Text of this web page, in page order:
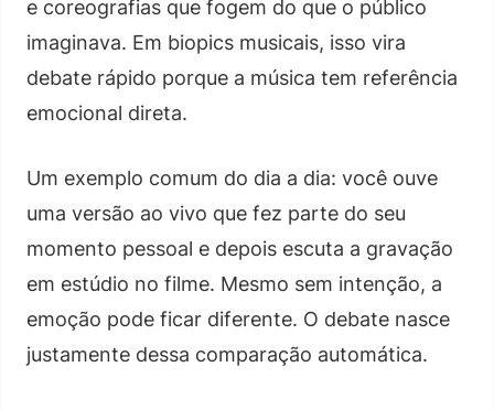
e coreografias que fogem do que o público
imaginava. Em biopics musicais, isso vira
debate rápido porque a música tem referência
emocional direta.
Um exemplo comum do dia a dia: você ouve
uma versão ao vivo que fez parte do seu
momento pessoal e depois escuta a gravação
em estúdio no filme. Mesmo sem intenção, a
emoção pode ficar diferente. O debate nasce
justamente dessa comparação automática.